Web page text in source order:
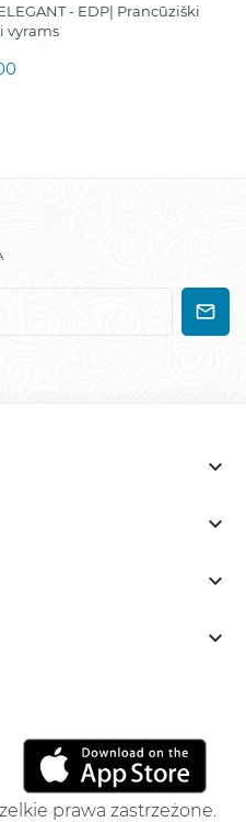
- EDP| Prancūziški
vyrams




prawa zastrzeżone.